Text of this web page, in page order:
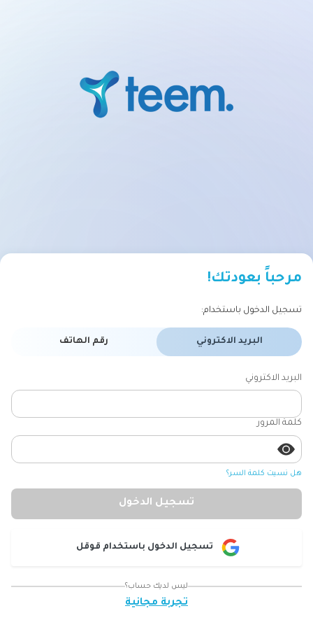
مرحباً بعودتك!
تسجيل الدخول باستخدام:
البريد الاكتروني رقم الهاتف
البريد الاكتروني
كلمة المرور
هل نسيت كلمة السر؟
تسجيل الدخول
تسجيل الدخول باستخدام قوقل
ليس لديك حساب؟
تجربة مجانية